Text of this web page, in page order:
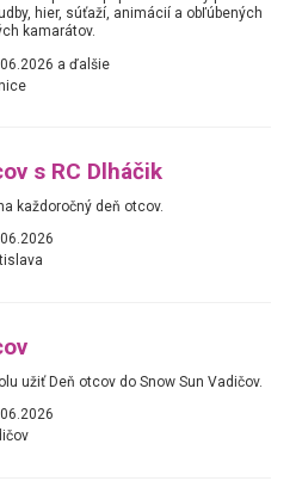
hier, súťaží, animácií a obľúbených
kamarátov.
a ďalšie
s RC Dlháčik
každoročný deň otcov.
užiť Deň otcov do Snow Sun Vadičov.